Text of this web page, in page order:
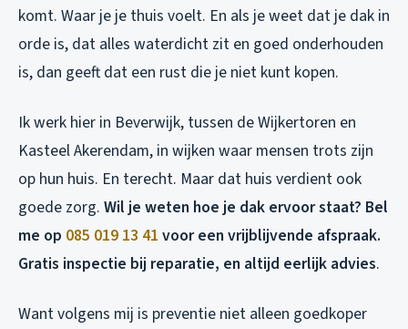
komt. Waar je je thuis voelt. En als je weet dat je dak in
orde is, dat alles waterdicht zit en goed onderhouden
is, dan geeft dat een rust die je niet kunt kopen.
Ik werk hier in Beverwijk, tussen de Wijkertoren en
Kasteel Akerendam, in wijken waar mensen trots zijn
op hun huis. En terecht. Maar dat huis verdient ook
goede zorg. Wil je weten hoe je dak ervoor staat? Bel
me op 085 019 13 41 voor een vrijblijvende afspraak.
Gratis inspectie bij reparatie, en altijd eerlijk advies.
Want volgens mij is preventie niet alleen goedkoper